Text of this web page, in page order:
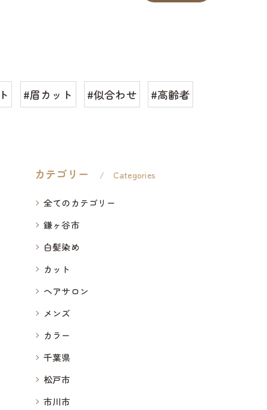
#眉カット #似合わせ #高齢者
カテゴリー Categories
全てのカテゴリー
鎌ヶ谷市
白髪染め
カット
ヘアサロン
メンズ
カラー
千葉県
松戸市
市川市